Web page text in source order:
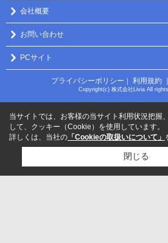
会社概要
お問い合わせ
PCサイト
プライバシーポリシー ｜ 利用規約
Copyright(c) 株式会社Livia All
当サイトでは、お客様の当サイト利用状況把握
して、クッキー（Cookie）を使用しています。
詳しくは、当社の 「Cookieの取扱いについて」
閉じる